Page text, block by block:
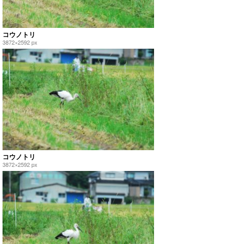
コウノトリ
3872×2592 px
コウノトリ
3872×2592 px